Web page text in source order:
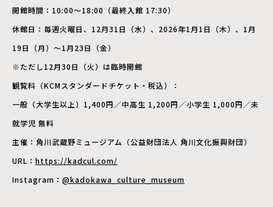
開館時間：10:00～18:00（最終入館 17:30）
休館日：毎週火曜日、12月31日（水）、2026年1月1日（木）、1月
19日（月）～1月23日（金）
※ただし12月30日（火）は臨時開館
観覧料（KCMスタンダードチケット・税込）：
一般（大学生以上）1,400円／中高生 1,200円／小学生 1,000円／未
就学児 無料
主催：角川武蔵野ミュージアム（公益財団法人 角川文化振興財団）
URL： https://kadcul.com/
Instagram： @kadokawa_culture_museum